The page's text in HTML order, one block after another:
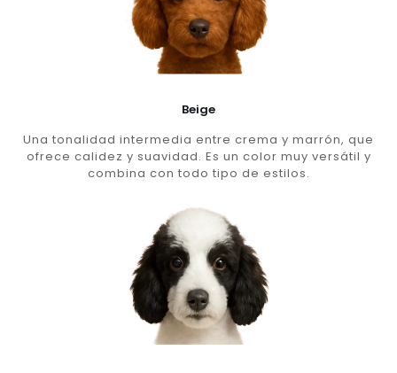
Beige
Una tonalidad intermedia entre crema y marrón, que
ofrece calidez y suavidad. Es un color muy versátil y
combina con todo tipo de estilos.